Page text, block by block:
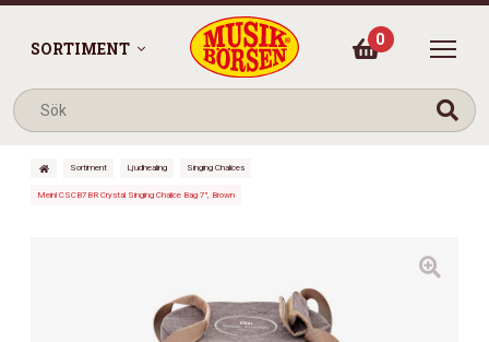
SORTIMENT 0
Sortiment Ljudhealing Singing Chalices
Meinl CSCB7BR Crystal Singing Chalice Bag 7″, Brown